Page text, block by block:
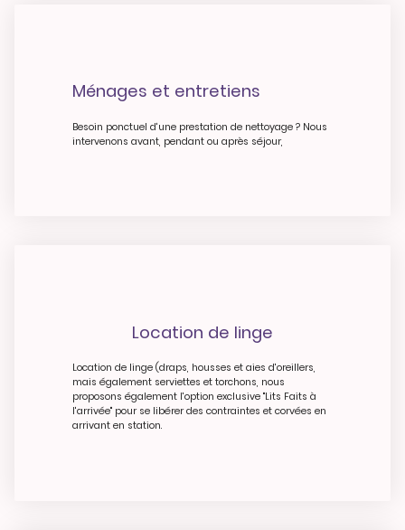
Ménages et entretiens
Besoin ponctuel d'une prestation de nettoyage ? Nous
intervenons avant, pendant ou après séjour,
Location de linge
Location de linge (draps, housses et aies d'oreillers,
mais également serviettes et torchons, nous
proposons également l'option exclusive "Lits Faits à
l'arrivée" pour se libérer des contraintes et corvées en
arrivant en station.